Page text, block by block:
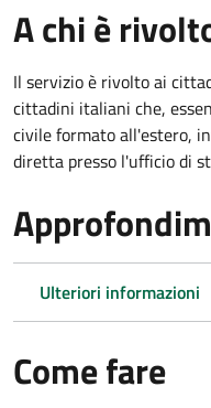
A chi è
Il servizio è rivolto ai
cittadini italiani che,
civile formato all'estero,
diretta presso l'ufficio di
Ulteriori informazioni
Come fare